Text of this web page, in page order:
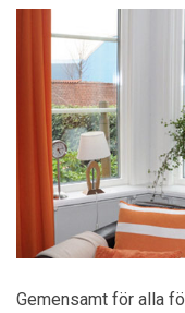
Gemensamt för alla